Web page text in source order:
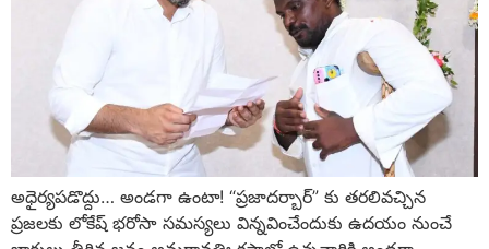
అధైర్యపడొద్దు… అండగా ఉంటా! “ప్రజాదర్బార్” కు తరలివచ్చిన
ప్రజలకు లోకేష్ భరోసా సమస్యలు విన్నవించేందుకు ఉదయం నుంచే